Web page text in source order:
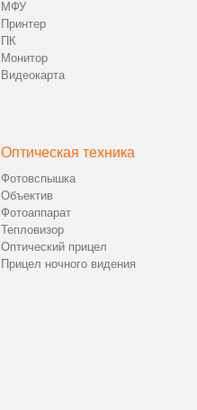
МФУ
Принтер
ПК
Монитор
Видеокарта
Оптическая техника
Фотовспышка
Объектив
Фотоаппарат
Тепловизор
Оптический прицел
Прицел ночного видения